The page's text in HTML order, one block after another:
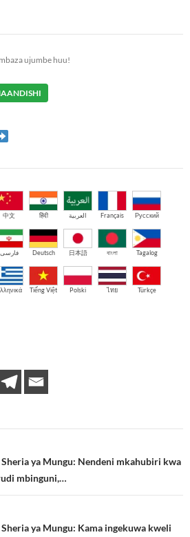
ujumbe huu!
中文 हिंदी العربية Français Русский
فارسی Deutsch 日本語 বাংলা Tagalog
Tiếng Việt Polski ไทย Türkçe
ya Mungu: Nendeni mkahubiri kwa
mbinguni,…
ya Mungu: Kama ingekuwa kweli